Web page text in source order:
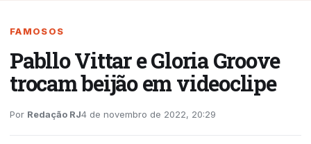
FAMOSOS
Pabllo Vittar e Gloria Groove
trocam beijão em videoclipe
Por Redação RJ4 de novembro de 2022, 20:29